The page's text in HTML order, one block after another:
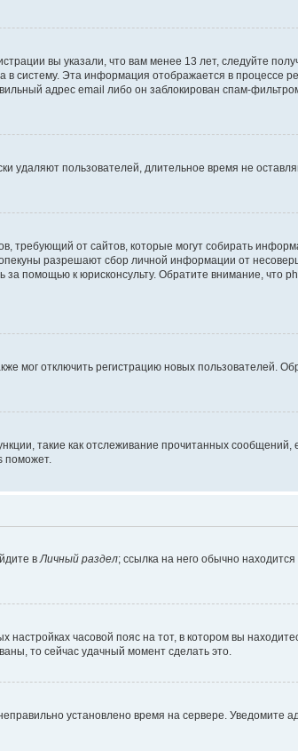
вы указали, что вам менее 13 лет, следуйте
систему. Эта информация отображается в процессе
адрес email либо он заблокирован спам-
удаляют пользователей, длительное время не
требующий от сайтов, которые могут собирать
разрешают сбор личной информации от
помощью к юрисконсульту. Обратите внимание, что
мог отключить регистрацию новых пользователей.
такие как отслеживание прочитанных сообщений,
поможет.
в Личный раздел; ссылка на него обычно находится
часовой пояс на тот, в котором вы
то сейчас удачный момент сделать это.
установлено время на сервере. Уведомите